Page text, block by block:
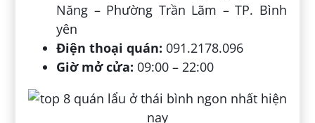
Năng – Phường Trần Lãm – TP. Bình
yên
Điện thoại quán: 091.2178.096
Giờ mở cửa: 09:00 – 22:00